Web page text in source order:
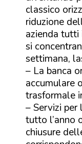
classico
riduzione
azienda tutti
si
settimana,
– La banca
accumulare
trasformale
– Servizi per
tutto l’anno
chiusure